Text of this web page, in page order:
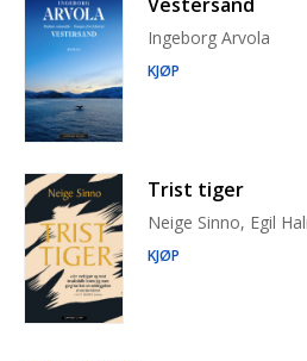
Ingeborg Arvola
KJØP
Trist tiger
Neige Sinno, Egil
KJØP